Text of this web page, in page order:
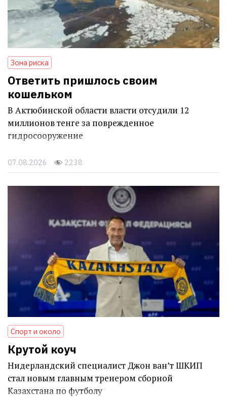
Зона риска
Ответить пришлось своим
кошельком
В Актюбинской области власти отсудили 12
миллионов тенге за поврежденное
гидросооружение
07.08.2026 2238
Спорт и около
Крутой коуч
Нидерландский специалист Джон ван’т ШКИП
стал новым главным тренером сборной
Казахстана по футболу